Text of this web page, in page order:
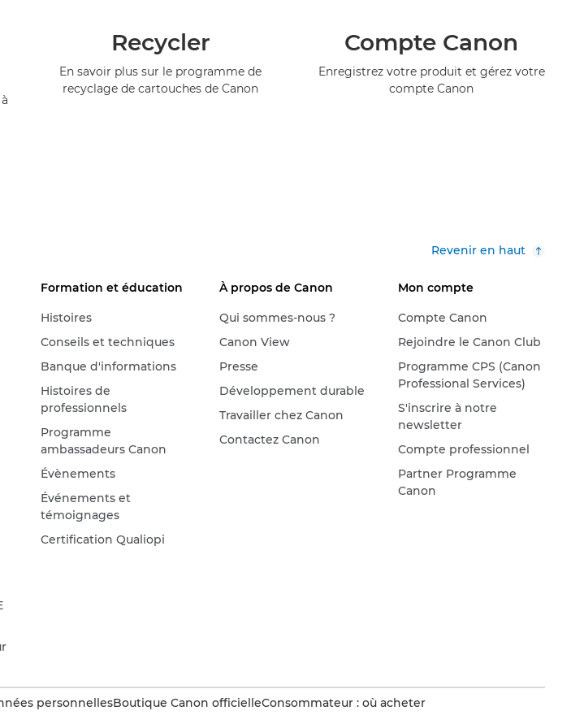
Recycler
En savoir plus sur le programme de
recyclage de cartouches de Canon
Compte Canon
Enregistrez votre produit et gérez votre
compte Canon
Revenir en haut
Formation et éducation
Histoires
Conseils et techniques
Banque d'informations
Histoires de
professionnels
Programme
ambassadeurs Canon
Évènements
Événements et
témoignages
Certification Qualiopi
À propos de Canon
Qui sommes-nous ?
Canon View
Presse
Développement durable
Travailler chez Canon
Contactez Canon
Mon compte
Compte Canon
Rejoindre le Canon Club
Programme CPS (Canon
Professional Services)
S'inscrire à notre
newsletter
Compte professionnel
Partner Programme
Canon
personnellesBoutique Canon officielleConsommateur : où acheter